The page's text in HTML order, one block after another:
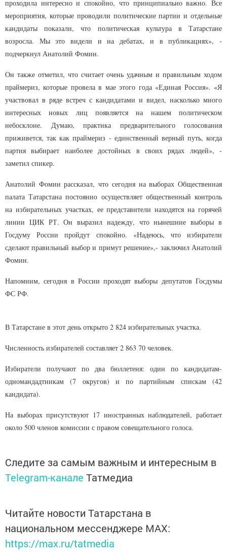
проходила интересно и спокойно, что принципиально важно. Все
мероприятия, которые проводили политические партии и отдельные
кандидаты показали, что политическая культура в Татарстане
возросла. Мы это видели и на дебатах, и в публикациях», -
подчеркнул Анатолий Фомин.
Он также отметил, что считает очень удачным и правильным ходом
праймериз, которые провела в мае этого года «Единая Россия». «Я
участвовал в ряде встреч с кандидатами и видел, насколько много
интересных новых лиц появляется на нашем политическом
небосклоне. Думаю, практика предварительного голосования
приживется, так как праймериз - единственный верный путь, когда
партия выбирает наиболее достойных в своих рядах людей», -
заметил спикер.
Анатолий Фомин рассказал, что сегодня на выборах Общественная
палата Татарстана постоянно осуществляет общественный контроль
на избирательных участках, ее представители находятся на горячей
линии ЦИК РТ. Он выразил надежду, что нынешние выборы в
Госдуму России пройдут спокойно. «Надеюсь, что избиратели
сделают правильный выбор и примут решение»,- заключил Анатолий
Фомин.
Напомним, сегодня в России проходят выборы депутатов Госдумы
ФС РФ.
В Татарстане в этот день открыто 2 824 избирательных участка.
Численность избирателей составляет 2 863 70 человек.
Избиратели получают по два бюллетеня: один по кандидатам-
одномандадтникам (7 округов) и по партийным спискам (42
кандидата).
На выборах присутствуют 17 иностранных наблюдателей, работает
около 500 членов комиссии с правом совещательного голоса.
Следите за самым важным и интересным в
Telegram-канале Татмедиа
Читайте новости Татарстана в
национальном мессенджере MАХ:
https://max.ru/tatmedia